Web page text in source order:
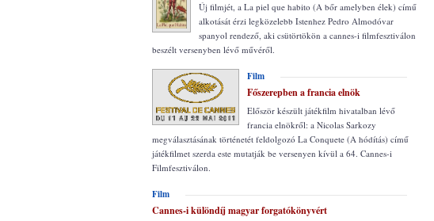
Új filmjét, a La piel que habito (A bőr amelyben élek) című
alkotását érzi legközelebb Istenhez Pedro Almodóvar
spanyol rendező, aki csütörtökön a cannes-i filmfesztiválon
beszélt versenyben lévő művéről.
Film
Főszerepben a francia elnök
Először készült játékfilm hivatalban lévő
francia elnökről: a Nicolas Sarkozy
megválasztásának történetét feldolgozó La Conquete (A hódítás) című
játékfilmet szerda este mutatják be versenyen kívül a 64. Cannes-i
Filmfesztiválon.
Film
Cannes-i különdíj magyar forgatókönyvért